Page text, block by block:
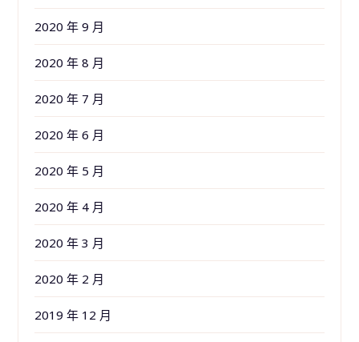
2020 年 9 月
2020 年 8 月
2020 年 7 月
2020 年 6 月
2020 年 5 月
2020 年 4 月
2020 年 3 月
2020 年 2 月
2019 年 12 月